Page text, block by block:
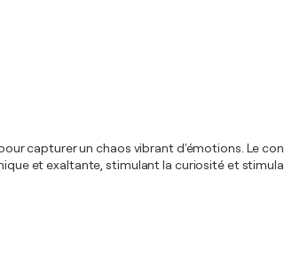
capturer un chaos vibrant d'émotions. Le
et exaltante, stimulant la curiosité et